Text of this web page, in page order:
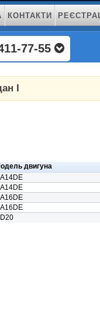
КОНТАКТИ
77-55
I
двигуна